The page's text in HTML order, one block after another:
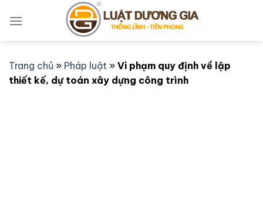
qua
Trang chủ » Pháp luật » Vi phạm quy định về lập
thiết kế, dự toán xây dựng công trình